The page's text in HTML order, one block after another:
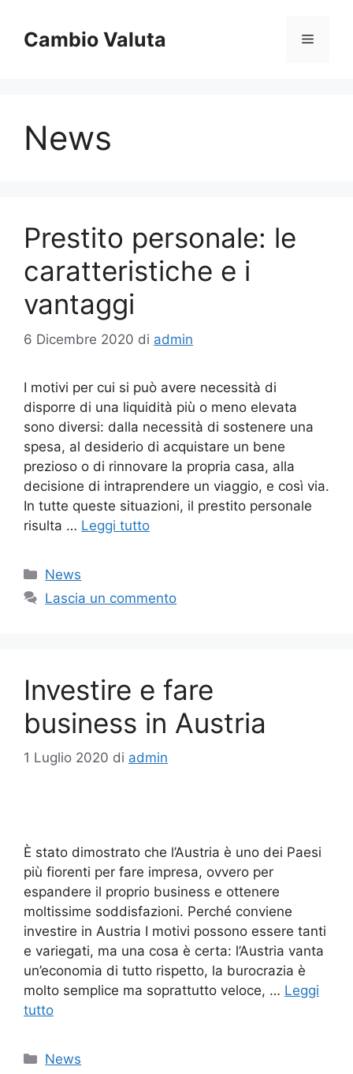
contenuto
Cambio Valuta Menu
News
Prestito personale: le
caratteristiche e i
vantaggi
6 Dicembre 2020 di admin
I motivi per cui si può avere necessità di
disporre di una liquidità più o meno elevata
sono diversi: dalla necessità di sostenere una
spesa, al desiderio di acquistare un bene
prezioso o di rinnovare la propria casa, alla
decisione di intraprendere un viaggio, e così via.
In tutte queste situazioni, il prestito personale
risulta … Leggi tutto
Categorie
News
Lascia un commento
Investire e fare
business in Austria
1 Luglio 2020 di admin
È stato dimostrato che l’Austria è uno dei Paesi
più fiorenti per fare impresa, ovvero per
espandere il proprio business e ottenere
moltissime soddisfazioni. Perché conviene
investire in Austria I motivi possono essere tanti
e variegati, ma una cosa è certa: l’Austria vanta
un’economia di tutto rispetto, la burocrazia è
molto semplice ma soprattutto veloce, … Leggi
tutto
Categorie
News